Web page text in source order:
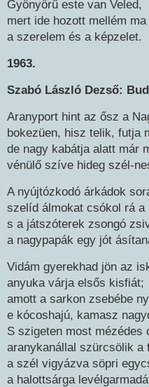
Gyönyörű este van Veled,
mert ide hozott mellém
a szerelem és a képzelet.
1963.
Szabó László Dezső:
Aranyport hint az ősz a
bokezüen, hisz telik, futja
de nagy kabátja alatt már
vénülő szíve hideg szél-
A nyújtózkodó árkádok
szelíd álmokat csókol rá a
s a játszóterek zsongó
a nagypapák egy jót
Vidám gyerekhad jön az
anyuka várja elsős kisfiát;
amott a sarkon zsebébe
e kócoshajú, kamasz
S szigeten most mézédes
aranykanállal szürcsölik a
a szél vigyázva söpri
a halottsárga